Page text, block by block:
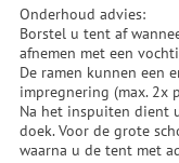
Onderhoud advies:
Borstel u tent af
afnemen met een
De ramen kunnen een
impregnering (max. 2x
Na het inspuiten dient
doek. Voor de grote
waarna u de tent met